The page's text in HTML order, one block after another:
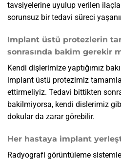
tavsiyelerine uyulup verilen
sorunsuz bir tedavi süreci
Implant üstü protezlerin
sonrasında bakim gerekir
Kendi dişlerimize yaptığımız
implant üstü protezimiz
ettirmeliyiz. Tedavi bittikten
bakilmiyorsa, kendi dislerimiz
dokular da zarar görebilir.
Her hastaya implant
Radyografi görüntüleme